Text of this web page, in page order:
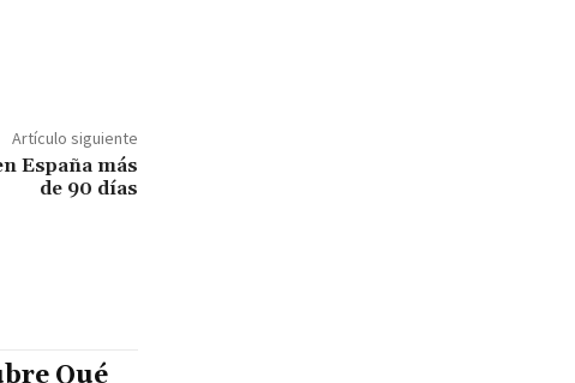
Artículo siguiente
España más
de 90 días
Qué